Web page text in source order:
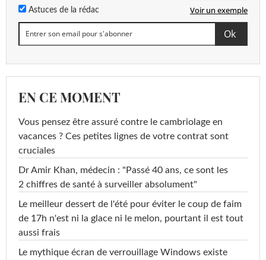
Astuces de la rédac Voir un exemple
EN CE MOMENT
Vous pensez être assuré contre le cambriolage en
vacances ? Ces petites lignes de votre contrat sont
cruciales
Dr Amir Khan, médecin : "Passé 40 ans, ce sont les
2 chiffres de santé à surveiller absolument"
Le meilleur dessert de l'été pour éviter le coup de faim
de 17h n'est ni la glace ni le melon, pourtant il est tout
aussi frais
Le mythique écran de verrouillage Windows existe